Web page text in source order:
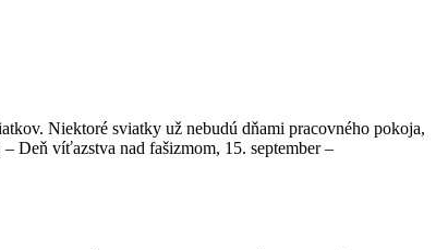
Niektoré sviatky už nebudú dňami pracovného pokoja,
Deň víťazstva nad fašizmom, 15. september –